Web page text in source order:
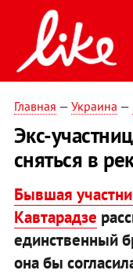
Главная — Украина —
Экс-
сняться в
Бывшая
Кавтарадзе
единственный
она бы